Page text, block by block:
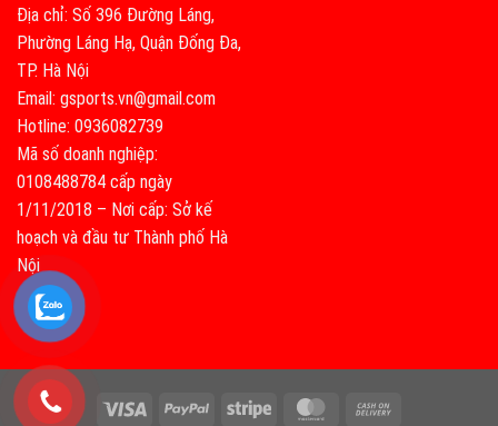
Địa chỉ: Số 396 Đường Láng,
Phường Láng Hạ, Quận Đống Đa,
TP. Hà Nội
Email: gsports.vn@gmail.com
Hotline: 0936082739
Mã số doanh nghiệp:
0108488784 cấp ngày
1/11/2018 – Nơi cấp: Sở kế
hoạch và đầu tư Thành phố Hà
Nội